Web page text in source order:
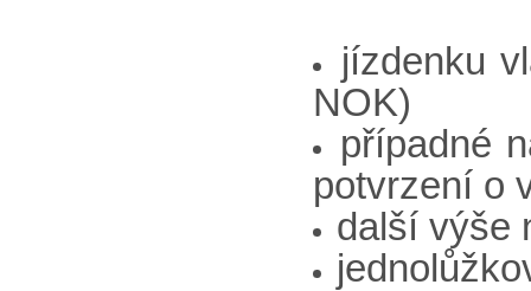
jízdenku
NOK)
případné
potvrzení o
další výše